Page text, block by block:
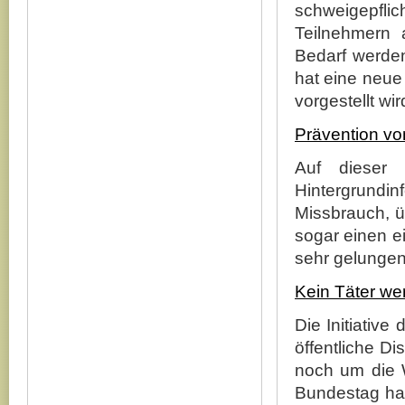
Bedarf
hat eine
vorgestellt
Prävention
Auf dieser
Missbrauch,
sogar einen
sehr
Kein Täter
Die Initiative
öffentliche
noch um die
Bundestag